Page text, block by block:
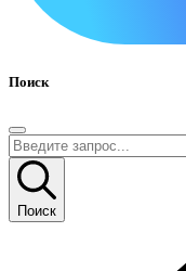
Поиск
Поиск